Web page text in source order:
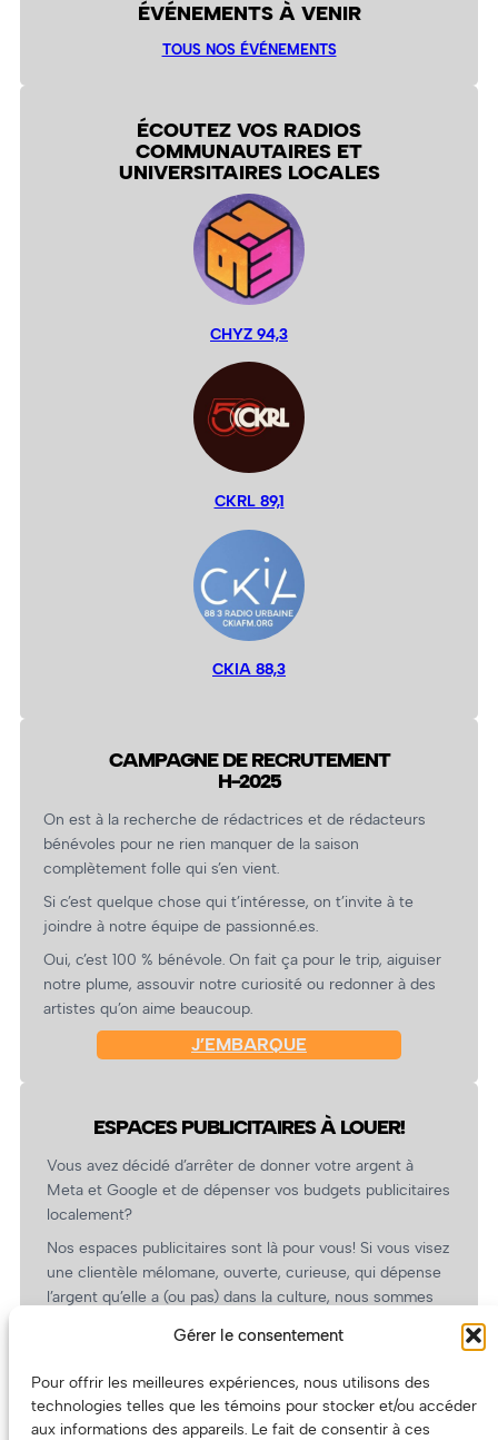
Gérer le consentement
Pour offrir les meilleures expériences, nous utilisons des
technologies telles que les témoins pour stocker et/ou accéder
aux informations des appareils. Le fait de consentir à ces
ÉVÉNEMENTS À VENIR
TOUS NOS ÉVÉNEMENTS
ÉCOUTEZ VOS RADIOS
COMMUNAUTAIRES ET
UNIVERSITAIRES LOCALES
CHYZ 94,3
CKRL 89,1
CKIA 88,3
CAMPAGNE DE RECRUTEMENT
H-2025
On est à la recherche de rédactrices et de rédacteurs
bénévoles pour ne rien manquer de la saison
complètement folle qui s’en vient.
Si c’est quelque chose qui t’intéresse, on t’invite à te
joindre à notre équipe de passionné.es.
Oui, c’est 100 % bénévole. On fait ça pour le trip, aiguiser
notre plume, assouvir notre curiosité ou redonner à des
artistes qu’on aime beaucoup.
J’EMBARQUE
ESPACES PUBLICITAIRES À LOUER!
Vous avez décidé d’arrêter de donner votre argent à
Meta et Google et de dépenser vos budgets publicitaires
localement?
Nos espaces publicitaires sont là pour vous! Si vous visez
une clientèle mélomane, ouverte, curieuse, qui dépense
l’argent qu’elle a (ou pas) dans la culture, nous sommes
revient.
(Oui, on va avoir des tarifs spéciaux pour vous, les